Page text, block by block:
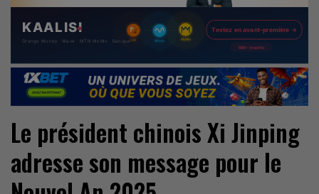
Le président chinois Xi Jinping
adresse son message pour le